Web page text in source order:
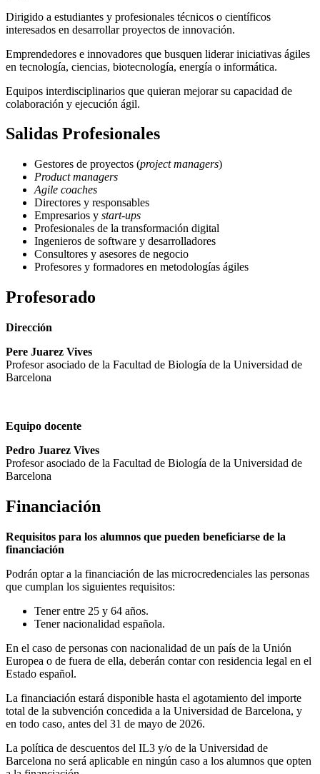
Dirigido a estudiantes y profesionales técnicos o científicos
interesados en desarrollar proyectos de innovación.
Emprendedores e innovadores que busquen liderar iniciativas ágiles
en tecnología, ciencias, biotecnología, energía o informática.
Equipos interdisciplinarios que quieran mejorar su capacidad de
colaboración y ejecución ágil.
Salidas Profesionales
Gestores de proyectos (project managers)
Product managers
Agile coaches
Directores y responsables
Empresarios y start-ups
Profesionales de la transformación digital
Ingenieros de software y desarrolladores
Consultores y asesores de negocio
Profesores y formadores en metodologías ágiles
Profesorado
Dirección
Pere Juarez Vives
Profesor asociado de la Facultad de Biología de la Universidad de
Barcelona
Equipo docente
Pedro Juarez Vives
Profesor asociado de la Facultad de Biología de la Universidad de
Barcelona
Financiación
Requisitos para los alumnos que pueden beneficiarse de la
financiación
Podrán optar a la financiación de las microcredenciales las personas
que cumplan los siguientes requisitos:
Tener entre 25 y 64 años.
Tener nacionalidad española.
En el caso de personas con nacionalidad de un país de la Unión
Europea o de fuera de ella, deberán contar con residencia legal en el
Estado español.
La financiación estará disponible hasta el agotamiento del importe
total de la subvención concedida a la Universidad de Barcelona, y
en todo caso, antes del 31 de mayo de 2026.
La política de descuentos del IL3 y/o de la Universidad de
Barcelona no será aplicable en ningún caso a los alumnos que opten